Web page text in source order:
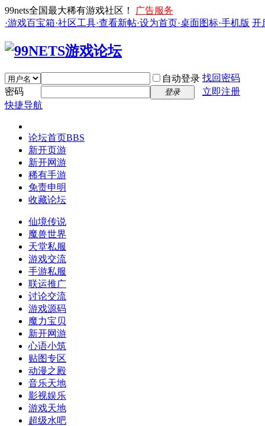
99nets全国最大稀有游戏社区！
广告服务
·游戏百宝箱·社区工具·查看新帖·设为首页·桌面图标·手机版 开
自动登录 找回密码
密码
登录
立即注册
快捷导航
论坛首页BBS
新开页游
新开网游
稀有手游
免责申明
收藏论坛
仙境传说
魔兽世界
天堂私服
游戏交流
手游私服
联运推广
讨论交流
游戏源码
魔力宝贝
新开网游
心语小筑
贴图专区
动漫之殿
音乐天地
影视娱乐
游戏天地
超级水吧